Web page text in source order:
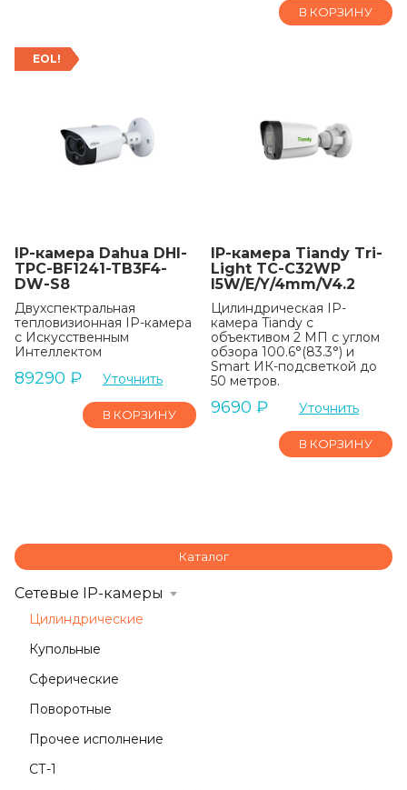
В КОРЗИНУ
EOL!
IP-камера Dahua DHI-
TPC-BF1241-TB3F4-
DW-S8
Двухспектральная
тепловизионная IP-камера
с Искусственным
Интеллектом
89290 ₽ Уточнить
В КОРЗИНУ
IP-камера Tiandy Tri-
Light TC-C32WP
I5W/E/Y/4mm/V4.2
Цилиндрическая IP-
камера Tiandy с
объективом 2 МП с углом
обзора 100.6°(83.3°) и
Smart ИК-подсветкой до
50 метров.
9690 ₽ Уточнить
В КОРЗИНУ
Каталог
Сетевые IP-камеры
Цилиндрические
Купольные
Сферические
Поворотные
Прочее исполнение
СТ-1